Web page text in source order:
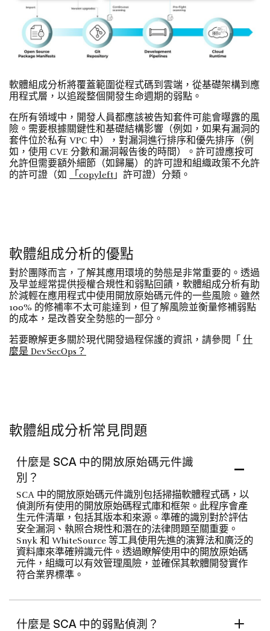
軟體組成分析將覆蓋範圍從程式碼到雲端，從基礎架構到應
用程式層，以追蹤整個開發生命週期的弱點。
在所有領域中，開發人員都應該被告知套件可能會曝露的風
險。需要根據關鍵性和基礎結構影響（例如，如果有漏洞的
套件位於私有 VPC 中），對漏洞進行排序和優先排序（例
如，使用 CVE 分數和漏洞報告後的時間）。許可證應按可
允許但需要額外細節（如歸屬）的許可證和組織政策不允許
的許可證（如
「copyleft 」許可證）分類。
軟體組成分析的優點
對於團隊而言，了解其應用環境的勢態是非常重要的。透過
及早並經常提供授權合規性和弱點回饋，軟體組成分析有助
於減輕在應用程式中使用開放原始碼元件的一些風險。雖然
100% 的修補率不太可能達到，但了解風險並衡量修補弱點
的成本，是改善安全勢態的一部分。
若要瞭解更多關於現代開發過程保護的資訊，請參閱「 什
麼是 DevSecOps？
軟體組成分析常見問題
什麼是 SCA 中的開放原始碼元件識
別？
SCA 中的開放原始碼元件識別包括掃描軟體程式碼，以
偵測所有使用的開放原始碼程式庫和框架。此程序會產
生元件清單，包括其版本和來源。準確的識別對於評估
安全漏洞、執照合規性和潛在的法律問題至關重要。
Snyk 和 WhiteSource 等工具使用先進的演算法和廣泛的
資料庫來準確辨識元件。透過瞭解使用中的開放原始碼
元件，組織可以有效管理風險，並確保其軟體開發實作
符合業界標準。
什麼是 SCA 中的弱點偵測？